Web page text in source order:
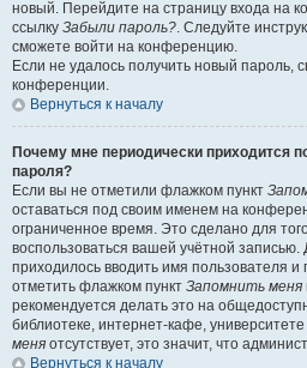
новый. Перейдите на страницу входа на
ссылку Забыли пароль?. Следуйте
сможете войти на конференцию.
Если не удалось получить новый пароль,
конференции.
Вернуться к началу
Почему мне периодически приходится
пароля?
Если вы не отметили флажком пункт
оставаться под своим именем на
ограниченное время. Это сделано для
воспользоваться вашей учётной записью.
приходилось вводить имя пользователя
отметить флажком пункт Запомнить меня
рекомендуется делать это на
библиотеке, интернет-кафе, университете
меня отсутствует, это значит, что
Вернуться к началу